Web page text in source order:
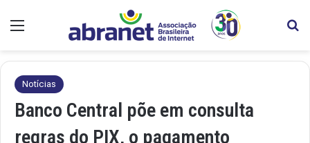
Notícias
Banco Central põe em consulta
regras do PIX, o pagamento